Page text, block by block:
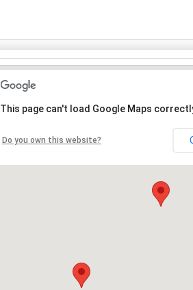
This page can't load Google Maps
Do you own this website?